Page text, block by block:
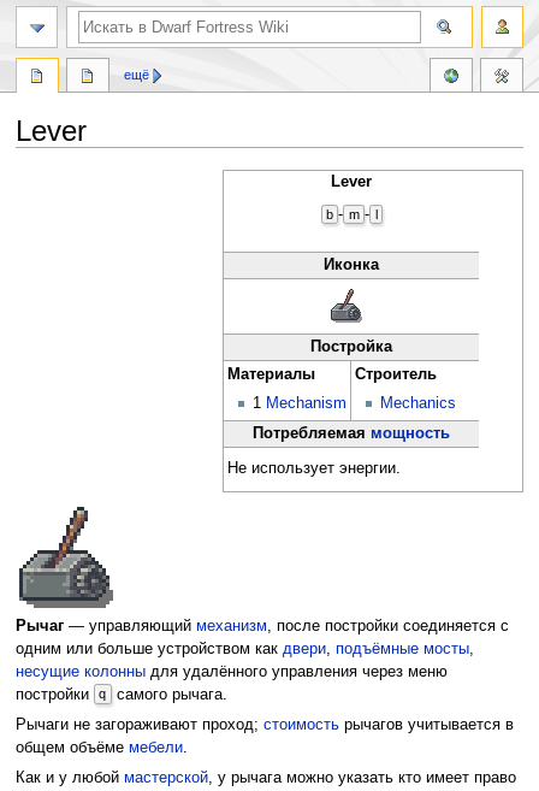
Lever
Lever
b - m - l
Иконка
Постройка
Материалы
Строитель
1
Mechanism
Mechanics
Потребляемая мощность
Не использует энергии.
Рычаг— управляющий механизм , после постройки соединяется с
одним или больше устройством как двери, подъёмные мосты,
несущие колонныдля удалённого управления через меню
постройки
q
самого рычага.
Рычаги не загораживают проход; стоимостьрычагов учитывается в
общем объёме мебели.
Как и у любой мастерской, у рычага можно указать кто имеет право
ещё
поиск